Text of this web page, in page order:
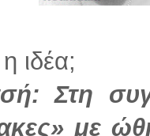
ιδέα;
Στη
με